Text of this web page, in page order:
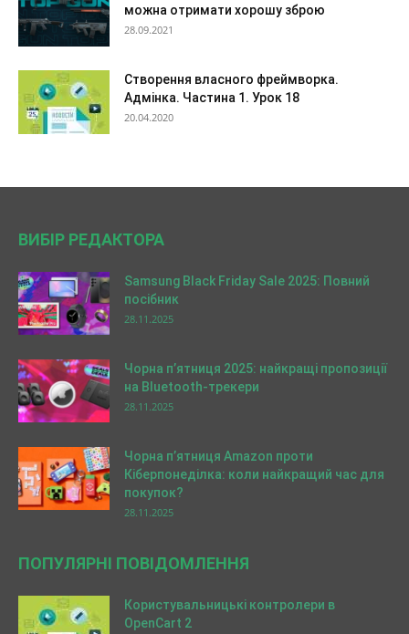
можна отримати хорошу зброю
28.09.2021
Створення власного фреймворка.
Адмінка. Частина 1. Урок 18
20.04.2020
ВИБІР РЕДАКТОРА
Samsung Black Friday Sale 2025: Повний
посібник
28.11.2025
Чорна п’ятниця 2025: найкращі пропозиції
на Bluetooth-трекери
28.11.2025
Чорна п’ятниця Amazon проти
Кіберпонеділка: коли найкращий час для
покупок?
28.11.2025
ПОПУЛЯРНІ ПОВІДОМЛЕННЯ
Користувальницькі контролери в
OpenCart 2